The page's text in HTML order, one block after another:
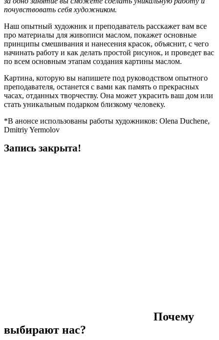
почувствовать себя художником.
Наш опытный художник и преподаватель расскажет вам все
про материалы для живописи маслом, покажет основные
принципы смешивания и нанесения красок, объяснит, с чего
начинать работу и как делать простой рисунок, и проведет вас
по всем основным этапам создания картины маслом.
Картина, которую вы напишете под руководством опытного
преподавателя, останется с вами как память о прекрасных
часах, отданных творчеству. Она может украсить ваш дом или
стать уникальным подарком близкому человеку.
*В анонсе использованы работы художников: Olena Duchene,
Dmitriy Yermolov
Запись закрыта!
Почему
выбирают нас?